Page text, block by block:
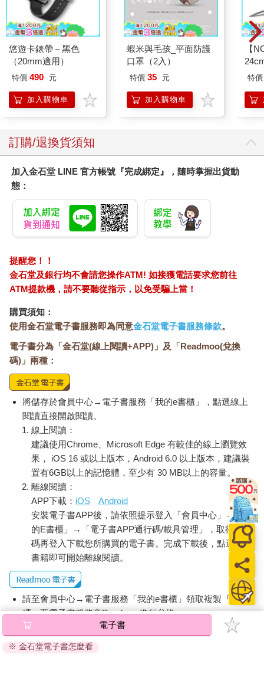
的。因為該公司曾經建議菲利普莫里斯，指定一個部門來執行兩
項任務，一是「整理各種吸菸和健康有關問題的研究」，二是針
對「吸菸的生理反應」進行研究。
在閱讀了麥肯錫一九五六年那份報告後，該菸草公司製造部門的
副總裁安德魯．布里頓（Andrew C. Britton）在一份內部備忘錄中
提供的東西，進行持續性的研究。」而吸菸者「無意識」中想要
的樂趣之一，就是尼古丁。
市場飽和怎辦？那就改善「商品的陳列和展示」
所有關於「香菸有害健康」的懷疑，在一九六四年一個星期六早
上，都可畫下句點。
美國聯邦公共衞生署長（US Surgeon General）路德．泰瑞
（Luther Terry）表示，許多研究已經證實肺癌與吸菸之間的關
聯。泰瑞知道公布這種消息的影響力，特別選在週末舉行記者
研究和熟悉商業運作而聞名的麥肯錫，不可能不知道菸草業客戶
所帶來的聲譽風險。
但麥肯錫似乎一點都不在意。隨著對菸害的警示升級，麥肯錫接
下更多菸草客戶，包括雷諾（R. J. Reynolds）、羅瑞拉德
（Lorillard）、布朗威廉森（Brown & Williamson）、英美菸草
（British American Tobacco），就連日本菸草（Japan Tobacco
International）也成了麥肯錫客戶。除此之外，麥肯錫還設法提高
德國和拉丁美洲的香菸銷量。
菸草公司聘請麥肯錫，不只是為了把招牌擦得更亮，而是把麥肯
錫視為珍貴的盟友和策略顧問。
一九八五年，麥肯錫準備了一份三十六頁的機密備忘錄，給即將
上任的菲利普莫里斯總裁威廉．坎貝爾（William Campbell）。在
備忘錄中，針對香菸消費停滯成長（因為健康意識抬頭）的情
況，提出該如何保持競爭力的建議。當時對公司與坎貝爾而言，
都是關鍵時刻：菲利普莫里斯剛超越宿敵雷諾成為業界龍頭，而
坎貝爾也即將晉升（他後來成為那批在國會作證尼古丁不會上癮
的菸草業高層之一）。
備忘錄中有些建議，沒有獲得採納。菲利普莫里斯拒絕降價出售
產品，廣告──特別是它的旗艦品牌萬寶路──已經飽和，而且旗
下工廠已經很有效率。麥肯錫告訴菲利普莫里斯，唯一的出路
加強銷售，正好是麥肯錫的強項。它自豪地宣稱：「過去三年，
我們曾與大多數全美前二十五大消費品製造商、半數以上最大的
零售業者合作。」麥肯錫派出了旗下的明星級顧問安德魯．帕森
斯（Andrew John Parsons），這位英國出生的高材生在牛津大學
獲得兩個學位後，就讀哈佛商學院，並獲得貝克學者的殊榮。麥
悠遊卡錶帶－黑色
（20mm適用）
特價 490 元
加入購物車
蝦米與毛孩_平面防護
口罩（2入）
特價 35 元
加入購物車
【
特價
訂購/退換貨須知
加入金石堂 LINE 官方帳號『完成綁定』，隨時掌握出貨動
態：
提醒您！！
金石堂及銀行均不會請您操作ATM! 如接獲電話要求您前往
ATM提款機，請不要聽從指示，以免受騙上當！
購買須知：
使用金石堂電子書服務即為同意金石堂電子書服務條款。
電子書分為「金石堂(線上閱讀+APP)」及「Readmoo(兌換
碼)」兩種：
將儲存於會員中心→電子書服務「我的e書櫃」，點選線上
閱讀直接開啟閱讀。
線上閱讀：
建議使用Chrome、Microsoft Edge 有較佳的線上瀏覽效
果， iOS 16 或以上版本，Android 6.0 以上版本，建議裝
置有6GB以上的記憶體，至少有 30 MB以上的容量。
離線閱讀：
APP下載： iOS
Android
安裝電子書APP後，請依照提示登入「會員中心」→「我
的E書櫃」→「電子書APP通行碼/載具管理」，取得通行
碼再登入下載您所購買的電子書。完成下載後，點選任一
書籍即可開始離線閱讀。
請至會員中心→電子書服務「我的e書櫃」領取複製『兌換
碼』至電子書服務商Readmoo進行兌換。
退換貨須知：
因版權保護，您在金石堂所購買的電子書僅能以金石堂專屬
電子書
※ 金石堂電子書怎麼看